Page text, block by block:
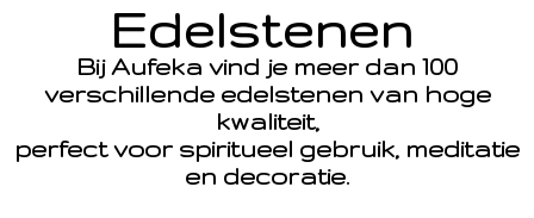
Edelstenen
Bij Aufeka vind je meer dan 100
verschillende edelstenen van hoge
kwaliteit,
perfect voor spiritueel gebruik, meditatie
en decoratie.